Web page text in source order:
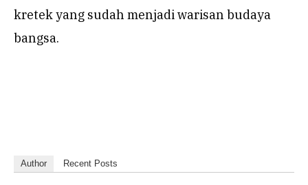
kretek yang sudah menjadi warisan budaya
bangsa.
Author Recent Posts